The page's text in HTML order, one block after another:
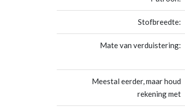
Stofbreedte:
Mate van verduistering:
Meestal eerder, maar houd
rekening met